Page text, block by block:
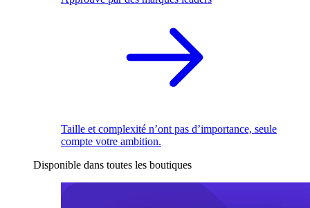
Taille et complexité n’ont pas d’importance, seule
compte votre ambition.
Disponible dans toutes les boutiques